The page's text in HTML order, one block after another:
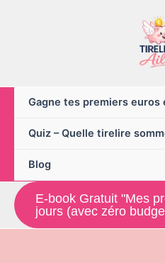
Gagne tes premiers euros
Quiz – Quelle tirelire
Blog
E-book Gratuit "Mes
jours (avec zéro